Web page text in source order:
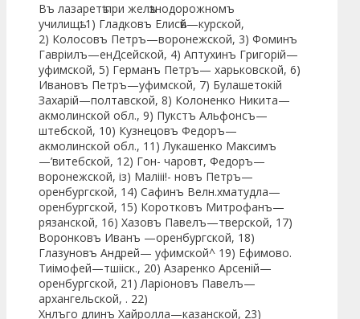
Въ лазаретѣ при желѣзнодорожномъ
училищѣ. 1) Гладковъ Елисѣй—курской,
2) Колосовъ Петръ—воронежской, 3) Фоминъ
Гавріилъ—енДсейской, 4) Аптухинъ Григорій—
уфимской, 5) Германъ Петръ— харьковской, 6)
Ивановъ Петръ—уфимской, 7) Булашетокій
Захарій—полтавской, 8) Колоненко Никита—
акмолинской обл., 9) Пукстъ Альфонсъ—
штебской, 10) Кузнецовъ Федоръ—
акмолинской обл., 11) Лукашенко Максимъ
—’витебской, 12) Гон- чаровт, Федоръ—
воронежской, із) Малііі!- новъ Петръ—
оренбургской, 14) Сафинъ Велн.хматудла—
оренбургской, 15) Коротковъ Митрофанъ—
рязанской, 16) Хазовъ Павелъ—тверской, 17)
Воронковъ Иванъ —оренбургской, 18)
Глазуновъ Андрей— уфимской^ 19) Ефимово.
Тиімофей—тшііск., 20) Азаренко Арсеній—
оренбургской, 21) Ларіоновъ Павелъ—
архангельской, . 22)
Хнлъго длинъ Хайролла—казанской, 23)